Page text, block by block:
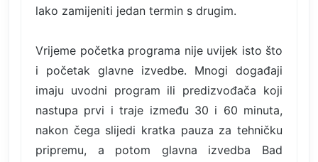
lako zamijeniti jedan termin s drugim.
Vrijeme početka programa nije uvijek isto što
i početak glavne izvedbe. Mnogi događaji
imaju uvodni program ili predizvođača koji
nastupa prvi i traje između 30 i 60 minuta,
nakon čega slijedi kratka pauza za tehničku
pripremu, a potom glavna izvedba Bad